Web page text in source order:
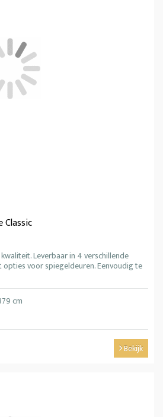
Classic
Leverbaar in 4 verschillende
opties voor spiegeldeuren. Eenvoudig te
cm
Bekijk